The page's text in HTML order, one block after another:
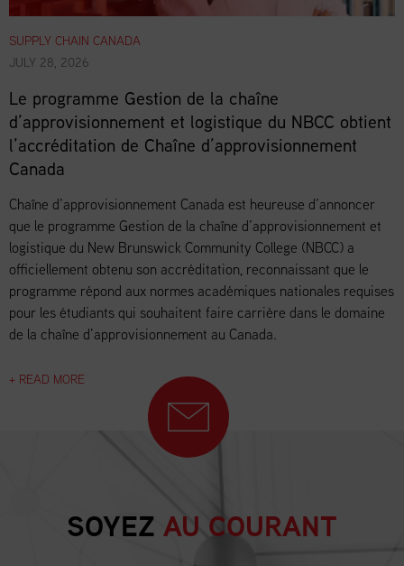
SUPPLY CHAIN CANADA
JULY 28, 2026
Le programme Gestion de la chaîne
d’approvisionnement et logistique du NBCC obtient
l’accréditation de Chaîne d’approvisionnement
Canada
Chaîne d’approvisionnement Canada est heureuse d’annoncer
que le programme Gestion de la chaîne d’approvisionnement et
logistique du New Brunswick Community College (NBCC) a
officiellement obtenu son accréditation, reconnaissant que le
programme répond aux normes académiques nationales requises
pour les étudiants qui souhaitent faire carrière dans le domaine
de la chaîne d’approvisionnement au Canada.
+ READ MORE
SOYEZ AU COURANT